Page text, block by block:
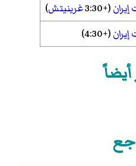
(+3:30 غرينيتش)
(+4:30)
أيضاً